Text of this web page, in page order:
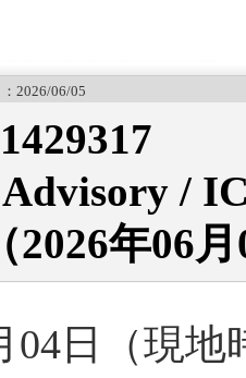
2026/06/05
/
2026年06
04日（現